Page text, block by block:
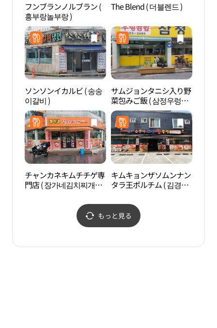
フンブランノルブラン (
흥부랑놀부랑 )
The Blend ( 더블렌드 )
ソンソンイカルビ ( 송송
이갈비 )
サムジョンタニシ入り野
菜包みご飯 ( 삼정우렁쌈
밥 )
チャンカネキムチチゲ専
門店 ( 장가네김치찌개전
キムキョンザソムンナン
タラ王ポルチム ( 김경자
もっと見る